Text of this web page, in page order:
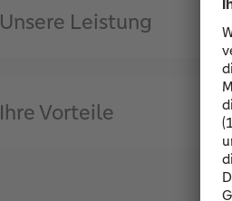
Unsere Leistung
Ihre Vorteile